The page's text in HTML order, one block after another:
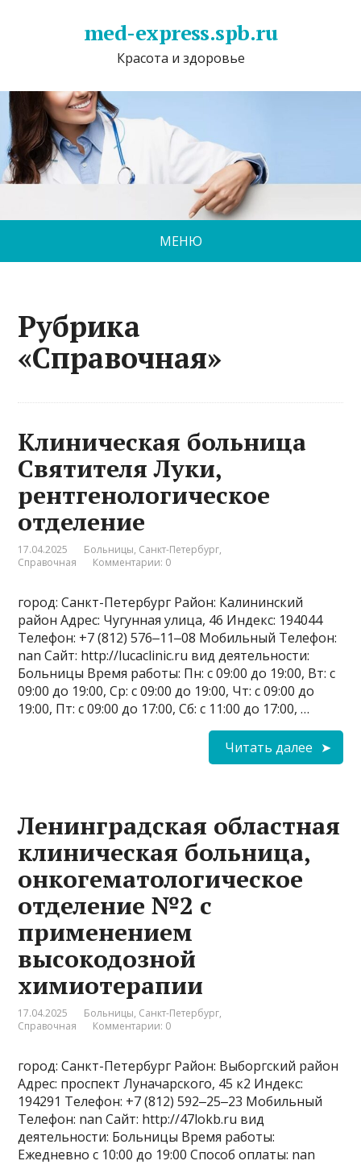
med-express.spb.ru
Красота и здоровье
МЕНЮ
Рубрика
«Справочная»
Клиническая больница
Святителя Луки,
рентгенологическое
отделение
17.04.2025 Больницы, Санкт-Петербург,
Справочная
Комментарии: 0
город: Санкт-Петербург Район: Калининский
район Адрес: Чугунная улица, 46 Индекс: 194044
Телефон: +7 (812) 576‒11‒08 Мобильный Телефон:
nan Сайт: http://lucaclinic.ru вид деятельности:
Больницы Время работы: Пн: с 09:00 до 19:00, Вт: с
09:00 до 19:00, Ср: с 09:00 до 19:00, Чт: с 09:00 до
19:00, Пт: с 09:00 до 17:00, Сб: с 11:00 до 17:00, …
Читать далее
Ленинградская областная
клиническая больница,
онкогематологическое
отделение №2 с
применением
высокодозной
химиотерапии
17.04.2025 Больницы, Санкт-Петербург,
Справочная
Комментарии: 0
город: Санкт-Петербург Район: Выборгский район
Адрес: проспект Луначарского, 45 к2 Индекс:
194291 Телефон: +7 (812) 592‒25‒23 Мобильный
Телефон: nan Сайт: http://47lokb.ru вид
деятельности: Больницы Время работы:
Ежедневно с 10:00 до 19:00 Способ оплаты: nan